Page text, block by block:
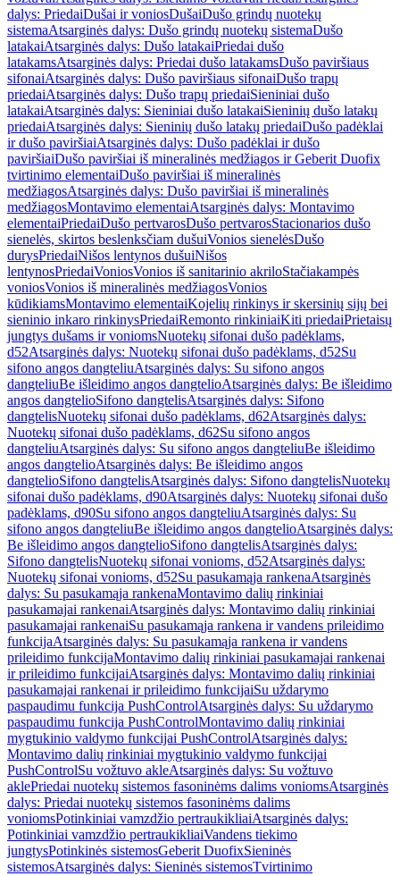
dalys: PriedaiDušai ir voniosDušaiDušo grindų nuotekų
sistemaAtsarginės dalys: Dušo grindų nuotekų sistemaDušo
latakaiAtsarginės dalys: Dušo latakaiPriedai dušo
latakamsAtsarginės dalys: Priedai dušo latakamsDušo paviršiaus
sifonaiAtsarginės dalys: Dušo paviršiaus sifonaiDušo trapų
priedaiAtsarginės dalys: Dušo trapų priedaiSieniniai dušo
latakaiAtsarginės dalys: Sieniniai dušo latakaiSieninių dušo latakų
priedaiAtsarginės dalys: Sieninių dušo latakų priedaiDušo padėklai
ir dušo paviršiaiAtsarginės dalys: Dušo padėklai ir dušo
paviršiaiDušo paviršiai iš mineralinės medžiagos ir Geberit Duofix
tvirtinimo elementaiDušo paviršiai iš mineralinės
medžiagosAtsarginės dalys: Dušo paviršiai iš mineralinės
medžiagosMontavimo elementaiAtsarginės dalys: Montavimo
elementaiPriedaiDušo pertvarosDušo pertvarosStacionarios dušo
sienelės, skirtos beslenksčiam dušuiVonios sienelėsDušo
durysPriedaiNišos lentynos dušuiNišos
lentynosPriedaiVoniosVonios iš sanitarinio akriloStačiakampės
voniosVonios iš mineralinės medžiagosVonios
kūdikiamsMontavimo elementaiKojelių rinkinys ir skersinių sijų bei
sieninio inkaro rinkinysPriedaiRemonto rinkiniaiKiti priedaiPrietaisų
jungtys dušams ir voniomsNuotekų sifonai dušo padėklams,
d52Atsarginės dalys: Nuotekų sifonai dušo padėklams, d52Su
sifono angos dangteliuAtsarginės dalys: Su sifono angos
dangteliuBe išleidimo angos dangtelioAtsarginės dalys: Be išleidimo
angos dangtelioSifono dangtelisAtsarginės dalys: Sifono
dangtelisNuotekų sifonai dušo padėklams, d62Atsarginės dalys:
Nuotekų sifonai dušo padėklams, d62Su sifono angos
dangteliuAtsarginės dalys: Su sifono angos dangteliuBe išleidimo
angos dangtelioAtsarginės dalys: Be išleidimo angos
dangtelioSifono dangtelisAtsarginės dalys: Sifono dangtelisNuotekų
sifonai dušo padėklams, d90Atsarginės dalys: Nuotekų sifonai dušo
padėklams, d90Su sifono angos dangteliuAtsarginės dalys: Su
sifono angos dangteliuBe išleidimo angos dangtelioAtsarginės dalys:
Be išleidimo angos dangtelioSifono dangtelisAtsarginės dalys:
Sifono dangtelisNuotekų sifonai vonioms, d52Atsarginės dalys:
Nuotekų sifonai vonioms, d52Su pasukamąja rankenaAtsarginės
dalys: Su pasukamąja rankenaMontavimo dalių rinkiniai
pasukamajai rankenaiAtsarginės dalys: Montavimo dalių rinkiniai
pasukamajai rankenaiSu pasukamąja rankena ir vandens prileidimo
funkcijaAtsarginės dalys: Su pasukamąja rankena ir vandens
prileidimo funkcijaMontavimo dalių rinkiniai pasukamajai rankenai
ir prileidimo funkcijaiAtsarginės dalys: Montavimo dalių rinkiniai
pasukamajai rankenai ir prileidimo funkcijaiSu uždarymo
paspaudimu funkcija PushControlAtsarginės dalys: Su uždarymo
paspaudimu funkcija PushControlMontavimo dalių rinkiniai
mygtukinio valdymo funkcijai PushControlAtsarginės dalys:
Montavimo dalių rinkiniai mygtukinio valdymo funkcijai
PushControlSu vožtuvo akleAtsarginės dalys: Su vožtuvo
aklePriedai nuotekų sistemos fasoninėms dalims voniomsAtsarginės
dalys: Priedai nuotekų sistemos fasoninėms dalims
voniomsPotinkiniai vamzdžio pertraukikliaiAtsarginės dalys:
Potinkiniai vamzdžio pertraukikliaiVandens tiekimo
jungtysPotinkinės sistemosGeberit DuofixSieninės
sistemosAtsarginės dalys: Sieninės sistemosTvirtinimo